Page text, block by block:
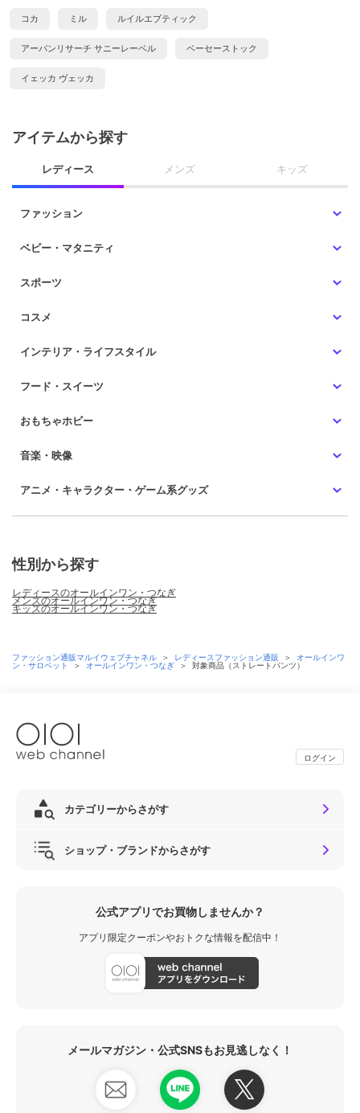
コカ ミル ルイルエブティック
アーバンリサーチ サニーレーベル ベーセーストック
イェッカ ヴェッカ
アイテムから探す
レディース メンズ キッズ
ファッション
ベビー・マタニティ
スポーツ
コスメ
インテリア・ライフスタイル
フード・スイーツ
おもちゃホビー
音楽・映像
アニメ・キャラクター・ゲーム系グッズ
性別から探す
レディースのオールインワン・つなぎ
メンズのオールインワン・つなぎ
キッズのオールインワン・つなぎ
ファッション通販マルイウェブチャネル ＞ レディースファッション通販 ＞
オールインワ
ン・サロペット ＞ オールインワン・つなぎ ＞ 対象商品（ストレートパンツ）
ログイン
カテゴリーからさがす
ショップ・ブランドからさがす
公式アプリでお買物しませんか？
アプリ限定クーポンやおトクな情報を配信中！
メールマガジン・公式SNSもお見逃しなく！